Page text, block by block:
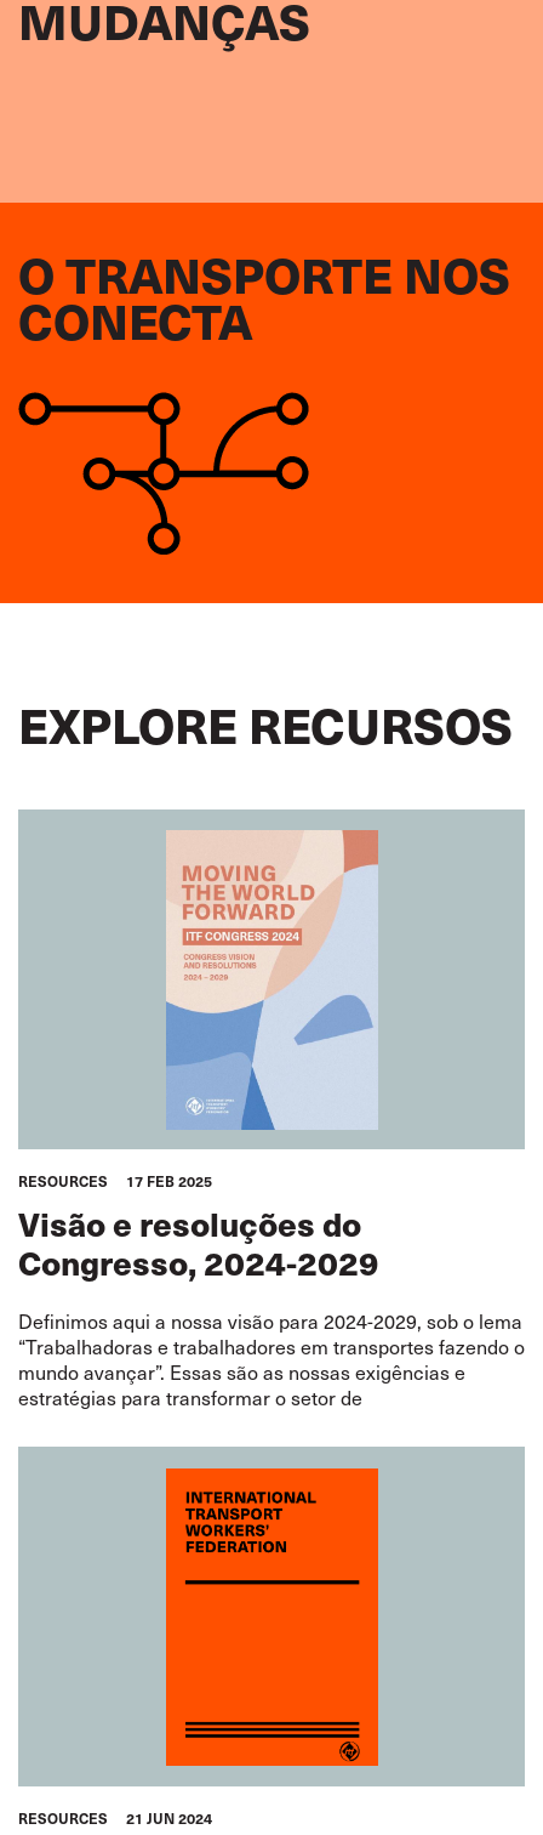
MUDANÇAS
O TRANSPORTE NOS
CONECTA
EXPLORE RECURSOS
RESOURCES 17 FEB 2025
Visão e resoluções do
Congresso, 2024-2029
Definimos aqui a nossa visão para 2024-2029, sob o lema
“Trabalhadoras e trabalhadores em transportes fazendo o
mundo avançar”. Essas são as nossas exigências e
estratégias para transformar o setor de
RESOURCES 21 JUN 2024